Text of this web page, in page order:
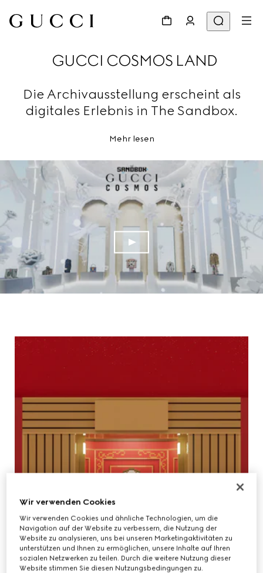
GUCCI COSMOS LAND
Die Archivausstellung erscheint als
digitales Erlebnis in The Sandbox.
Mehr lesen
Wir verwenden Cookies
Wir verwenden Cookies und ähnliche Technologien, um die
Navigation auf der Website zu verbessern, die Nutzung der
Website zu analysieren, uns bei unseren Marketingaktivitäten zu
unterstützen und Ihnen zu ermöglichen, unsere Inhalte auf Ihren
sozialen Netzwerken zu teilen. Durch die weitere Nutzung dieser
Website stimmen Sie diesen Nutzungsbedingungen zu.